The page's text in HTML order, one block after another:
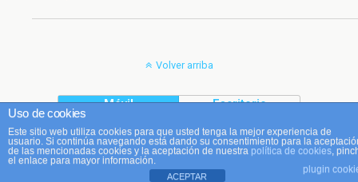
Volver arriba
Móvil Escritorio
Uso de cookies
Este sitio web utiliza cookies para que usted tenga la mejor experiencia de
usuario. Si continúa navegando está dando su consentimiento para la
de las mencionadas cookies y la aceptación de nuestra política de cookies,
el enlace para mayor información.
plugin
ACEPTAR